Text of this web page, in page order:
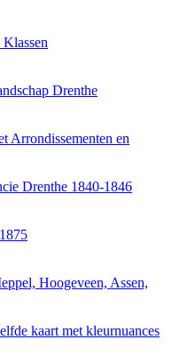
Drenthe
Arrondissementen en
Drenthe 1840-1846
Hoogeveen, Assen,
kaart met kleurnuances